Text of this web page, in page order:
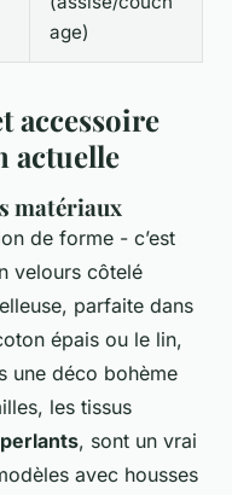
age)
accessoire
actuelle
matériaux
de forme - c’est
velours côtelé
parfaite dans
épais ou le lin,
une déco bohème
les tissus
, sont un vrai
avec housses